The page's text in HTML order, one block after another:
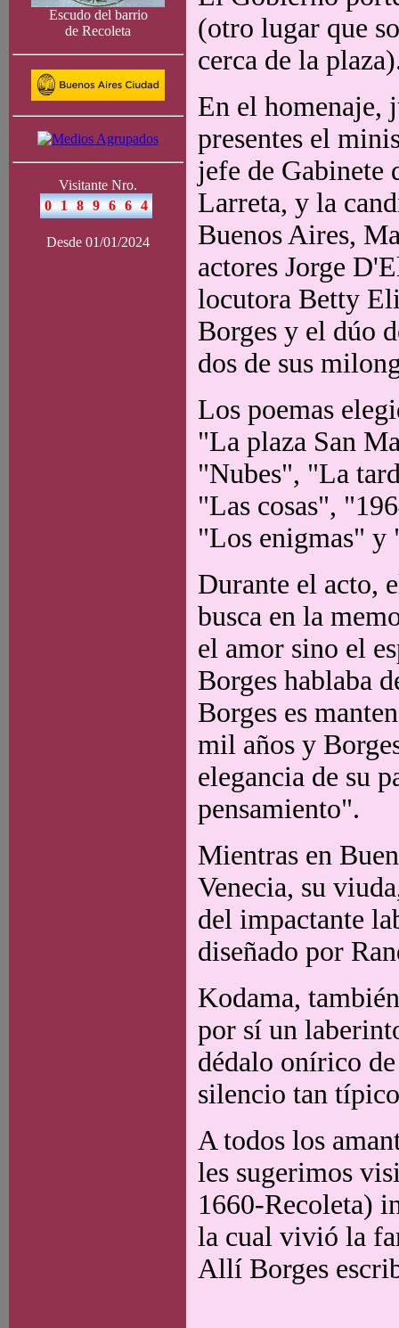
Escudo del barrio
de Recoleta
Visitante Nro.
Desde 01/01/2024
(otro lugar que
cerca de la
En el homenaje,
presentes el
jefe de Gabinete
Larreta, y la
Buenos Aires,
actores Jorge
locutora Betty
Borges y el dúo
dos de sus
Los poemas
"La plaza San
"Nubes", "La
"Las cosas",
"Los enigmas" y
Durante el acto,
busca en la
el amor sino el
Borges hablaba
Borges es
mil años y
elegancia de su
pensamiento".
Mientras en
Venecia, su
del impactante
diseñado por
Kodama,
por sí un
dédalo onírico
silencio tan
A todos los
les sugerimos
1660-Recoleta)
la cual vivió la
Allí Borges